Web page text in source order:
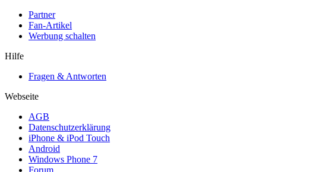
Partner
Fan-Artikel
Werbung schalten
Hilfe
Fragen & Antworten
Webseite
AGB
Datenschutzerklärung
iPhone & iPod Touch
Android
Windows Phone 7
Forum